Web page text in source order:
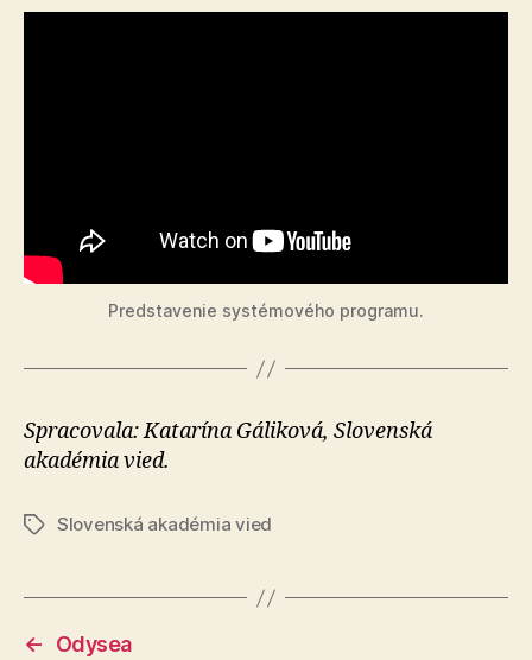
Predstavenie systémového programu.
Spracovala: Katarína Gáliková, Slovenská
akadémia vied.
ZnačkySlovenská akadémia vied
←
Odysea